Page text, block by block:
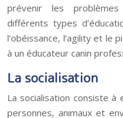
prévenir les
différents types
l’obéissance, l’agility et le
à un éducateur canin
La socialisation
La socialisation consiste
personnes, animaux et